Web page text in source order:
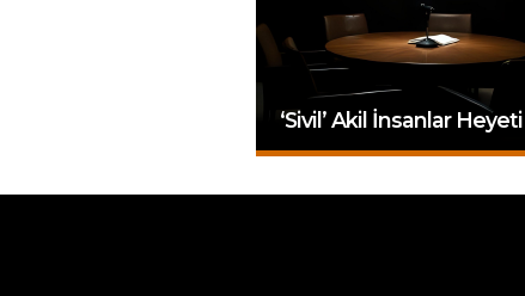
‘Sivil’ Akil İnsanlar Heyeti